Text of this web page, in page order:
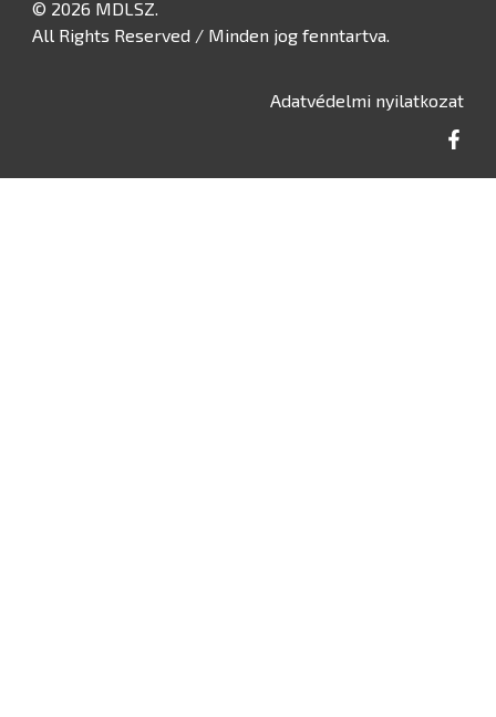
© 2026 MDLSZ.
All Rights Reserved / Minden jog fenntartva.
Adatvédelmi nyilatkozat